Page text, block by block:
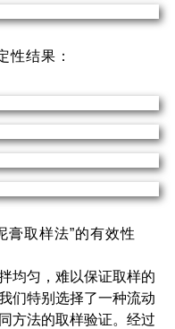
性结果：
膏取样法”的有效性
均匀，难以保证取样的
们特别选择了一种流动
方法的取样验证。经过